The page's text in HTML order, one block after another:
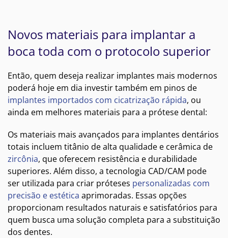
Novos materiais para implantar a
boca toda com o protocolo superior
Então, quem deseja realizar implantes mais modernos
poderá hoje em dia investir também em pinos de
implantes importados com cicatrização rápida, ou
ainda em melhores materiais para a prótese dental:
Os materiais mais avançados para implantes dentários
totais incluem titânio de alta qualidade e cerâmica de
zircônia, que oferecem resistência e durabilidade
superiores. Além disso, a tecnologia CAD/CAM pode
ser utilizada para criar próteses personalizadas com
precisão e estética aprimoradas. Essas opções
proporcionam resultados naturais e satisfatórios para
quem busca uma solução completa para a substituição
dos dentes.